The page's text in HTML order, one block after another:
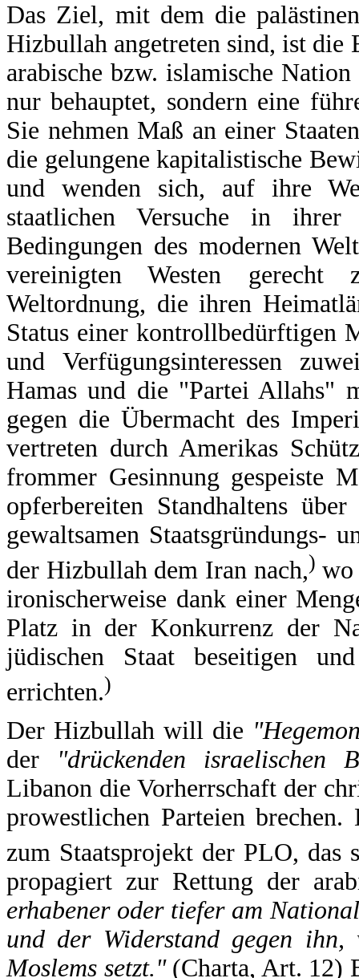
Das Ziel, mit dem die
Hizbullah angetreten sind, ist die
arabische bzw. islamische
nur behauptet, sondern eine
Sie nehmen Maß an einer
die gelungene kapitalistische
und wenden sich, auf ihre
staatlichen Versuche in
Bedingungen des modernen
vereinigten Westen gerecht
Weltordnung, die ihren
Status einer kontrollbedürftigen
und Verfügungsinteressen
Hamas und die "Partei Allahs"
gegen die Übermacht des
vertreten durch Amerikas
frommer Gesinnung gespeiste
opferbereiten Standhaltens
gewaltsamen Staatsgründungs-
der Hizbullah dem Iran nach,) wo
ironischerweise dank einer
Platz in der Konkurrenz der
jüdischen Staat beseitigen
errichten.)
Der Hizbullah will die
der
"drückenden israelischen
Libanon die Vorherrschaft der
prowestlichen Parteien
zum Staatsprojekt der PLO, das
propagiert zur Rettung der
erhabener oder tiefer am
und der Widerstand gegen
Moslems setzt." (Charta, Art. 12)